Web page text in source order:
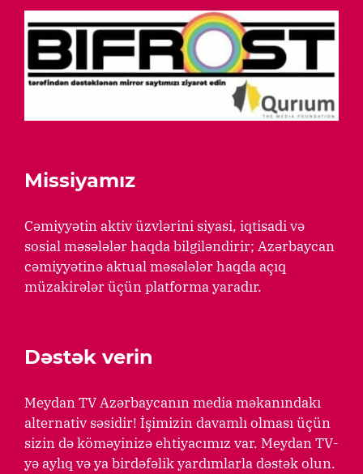
Missiyamız
Cəmiyyətin aktiv üzvlərini siyasi, iqtisadi və
sosial məsələlər haqda bilgiləndirir; Azərbaycan
cəmiyyətinə aktual məsələlər haqda açıq
müzakirələr üçün platforma yaradır.
Dəstək verin
Meydan TV Azərbaycanın media məkanındakı
alternativ səsidir! İşimizin davamlı olması üçün
sizin də köməyinizə ehtiyacımız var. Meydan TV-
yə aylıq və ya birdəfəlik yardımlarla dəstək olun.